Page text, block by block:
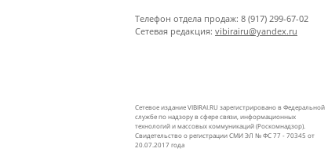
Телефон отдела продаж: 8 (917) 299-67-02
Сетевая редакция: vibirairu@yandex.ru
Сетевое издание VIBIRAI.RU зарегистрировано в Федеральной
службе по надзору в сфере связи, информационных
технологий и массовых коммуникаций (Роскомнадзор).
Свидетельство о регистрации СМИ ЭЛ № ФС 77 - 70345 от
20.07.2017 года